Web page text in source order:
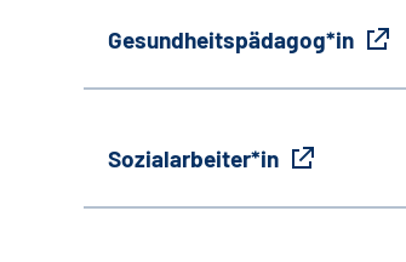
Gesundheitspädagog*in
Sozialarbeiter*in